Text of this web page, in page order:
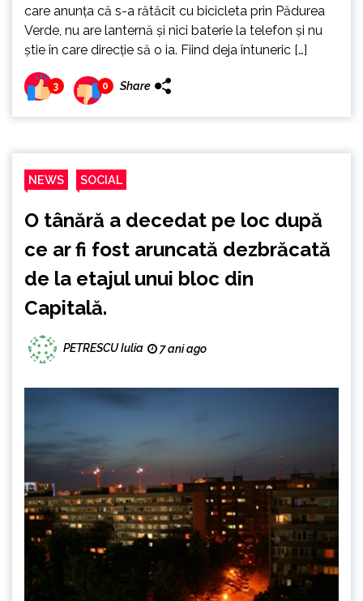
care anunța că s-a rătăcit cu bicicleta prin Pădurea
Verde, nu are lanternă și nici baterie la telefon și nu
știe în care direcție să o ia. Fiind deja întuneric […]
3 0 Share
NEWS SOCIAL
O tânără a decedat pe loc după
ce ar fi fost aruncată dezbrăcată
de la etajul unui bloc din
Capitală.
PETRESCU Iulia 7 ani ago